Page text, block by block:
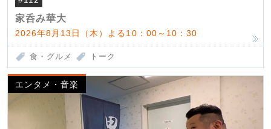
家呑み華大
2026年8月13日（木）よる10：00～10：30
食・グルメ トーク
エンタメ・音楽